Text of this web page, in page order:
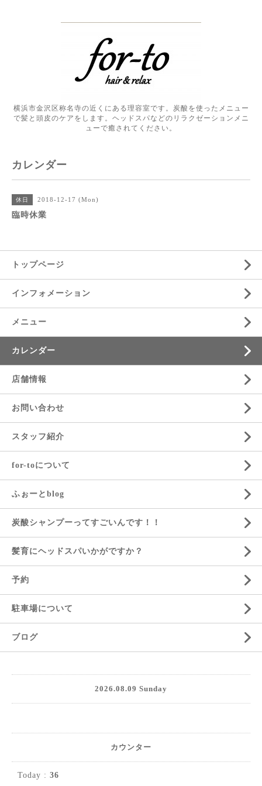
横浜市金沢区称名寺の近くにある理容室です。炭酸を使ったメニュー
で髪と頭皮のケアをします。ヘッドスパなどのリラクゼーションメニ
ューで癒されてください。
カレンダー
休日 2018-12-17 (Mon)
臨時休業
トップページ
インフォメーション
メニュー
カレンダー
店舗情報
お問い合わせ
スタッフ紹介
for-toについて
ふぉーとblog
炭酸シャンプーってすごいんです！！
髪育にヘッドスパいかがですか？
予約
駐車場について
ブログ
2026.08.09 Sunday
カウンター
Today : 36